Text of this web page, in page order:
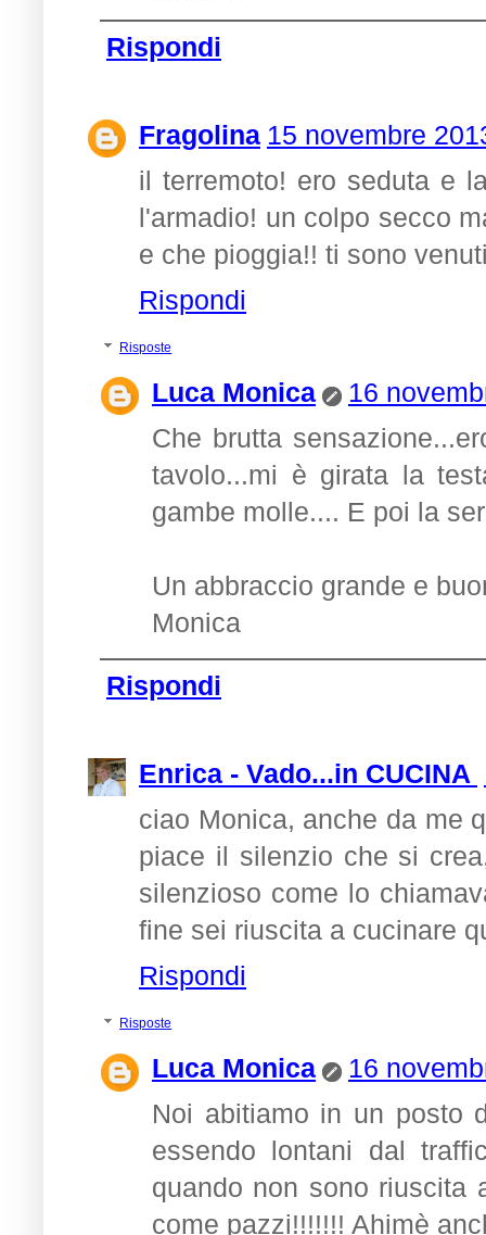
Rispondi
Fragolina 15 novembre
il terremoto! ero seduta e
l'armadio! un colpo secco
e che pioggia!! ti sono
Rispondi
Risposte
Luca Monica
16
Che brutta
tavolo...mi è girata la
gambe molle.... E poi la
Un abbraccio grande e
Monica
Rispondi
Enrica - Vado...in CUCINA
ciao Monica, anche da me
piace il silenzio che si
silenzioso come lo
fine sei riuscita a cucinare
Rispondi
Risposte
Luca Monica
16
Noi abitiamo in un posto
essendo lontani dal
quando non sono riuscita
come pazzi!!!!!!! Ahimè